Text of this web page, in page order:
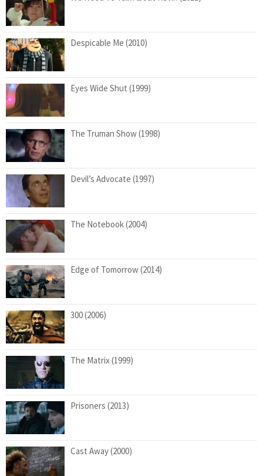
Despicable Me (2010)
Eyes Wide Shut (1999)
The Truman Show (1998)
Devil’s Advocate (1997)
The Notebook (2004)
Edge of Tomorrow (2014)
300 (2006)
The Matrix (1999)
Prisoners (2013)
Cast Away (2000)